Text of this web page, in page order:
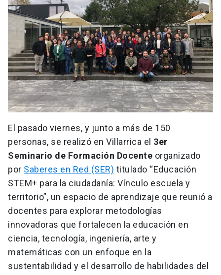
El pasado viernes, y junto a más de 150
personas, se realizó en Villarrica el 3er
Seminario de Formación Docente organizado
por Saberes en Red (SER) titulado “Educación
STEM+ para la ciudadanía: Vínculo escuela y
territorio”, un espacio de aprendizaje que reunió a
docentes para explorar metodologías
innovadoras que fortalecen la educación en
ciencia, tecnología, ingeniería, arte y
matemáticas con un enfoque en la
sustentabilidad y el desarrollo de habilidades del